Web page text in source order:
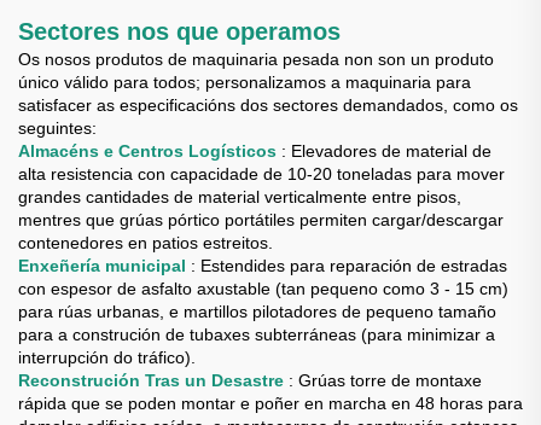
Sectores nos que operamos
Os nosos produtos de maquinaria pesada non son un produto
único válido para todos; personalizamos a maquinaria para
satisfacer as especificacións dos sectores demandados, como os
seguintes:
Almacéns e Centros Logísticos : Elevadores de material de
alta resistencia con capacidade de 10-20 toneladas para mover
grandes cantidades de material verticalmente entre pisos,
mentres que grúas pórtico portátiles permiten cargar/descargar
contenedores en patios estreitos.
Enxeñería municipal : Estendides para reparación de estradas
con espesor de asfalto axustable (tan pequeno como 3 - 15 cm)
para rúas urbanas, e martillos pilotadores de pequeno tamaño
para a construción de tubaxes subterráneas (para minimizar a
interrupción do tráfico).
Reconstrución Tras un Desastre : Grúas torre de montaxe
rápida que se poden montar e poñer en marcha en 48 horas para